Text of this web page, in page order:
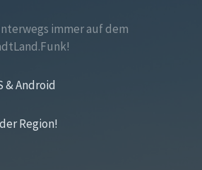
immer auf dem
& Android
Region!